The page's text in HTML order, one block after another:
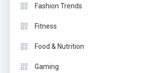
Fashion Trends
Fitness
Food & Nutrition
Gaming